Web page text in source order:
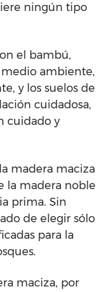
ningún tipo
el bambú,
medio ambiente,
y los suelos de
cuidadosa,
cuidado y
madera maciza
la madera noble
prima. Sin
de elegir sólo
para la
maciza, por